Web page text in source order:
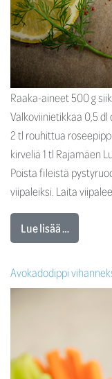
Raaka-aineet 500 g
Valkoviinietikkaa 0,5 dl
2 tl rouhittua
kirveliä 1 tl Rajamäen
Poista fileistä
viipaleiksi. Laita
Lue lisää …
Avokadodippi